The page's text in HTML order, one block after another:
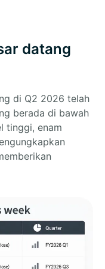
datang
di Q2 2026 telah
berada di bawah
tinggi, enam